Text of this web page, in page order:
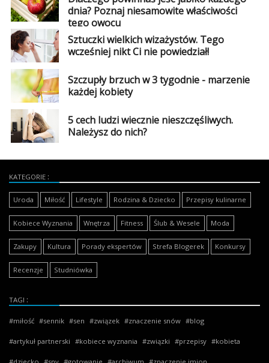
dnia? Poznaj niesamowite właściwości
tego owocu
Sztuczki wielkich wizażystów. Tego
wcześniej nikt Ci nie powiedział!
Szczupły brzuch w 3 tygodnie - marzenie
każdej kobiety
5 cech ludzi wiecznie nieszczęśliwych.
Należysz do nich?
KATEGORIE
Uroda Miłość Lifestyle Rodzina & Dziecko Przepisy kulinarne
Kobiece Wyznania Wnętrza Fitness Ślub & Wesele Moda
Zakupy Kultura Porady ekspertów Strefa Blogerek Konkursy
Recenzje Studniówka
TAGI
miłość sennik sen związek znaczenie snów blog
artykuł partnerski kobiece wyznania związki przepisy kobieta